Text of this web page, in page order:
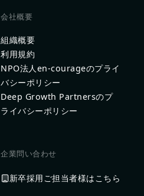
会社概要
組織概要
利用規約
NPO法人en-courageのプライ
バシーポリシー
Deep Growth Partnersのプ
ライバシーポリシー
企業問い合わせ
新卒採用ご担当者様はこちら